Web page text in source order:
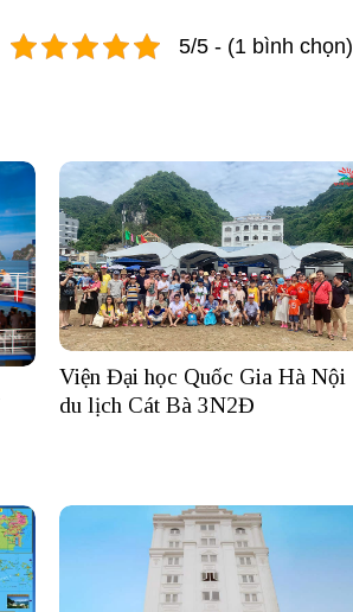
5/5 - (1 bình chọn)
Viện Đại học Quốc Gia Hà Nội
du lịch Cát Bà 3N2Đ